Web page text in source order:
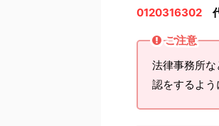
0120316302
ご注意
法律事務所
認をするよう